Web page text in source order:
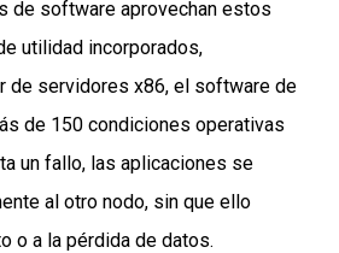
de software aprovechan estos
utilidad incorporados,
de servidores x86, el software de
de 150 condiciones operativas
un fallo, las aplicaciones se
al otro nodo, sin que ello
o a la pérdida de datos.